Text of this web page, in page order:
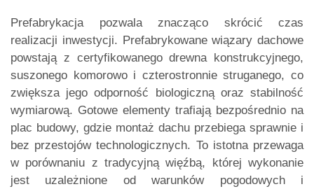
Prefabrykacja pozwala znacząco skrócić czas
realizacji inwestycji. Prefabrykowane wiązary dachowe
powstają z certyfikowanego drewna konstrukcyjnego,
suszonego komorowo i czterostronnie struganego, co
zwiększa jego odporność biologiczną oraz stabilność
wymiarową. Gotowe elementy trafiają bezpośrednio na
plac budowy, gdzie montaż dachu przebiega sprawnie i
bez przestojów technologicznych. To istotna przewaga
w porównaniu z tradycyjną więźbą, której wykonanie
jest uzależnione od warunków pogodowych i